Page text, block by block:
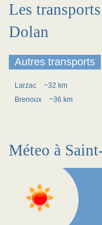
Les
Dolan
Autres transports
Larzac
~32 km
Brenoux
~36 km
Méteo à